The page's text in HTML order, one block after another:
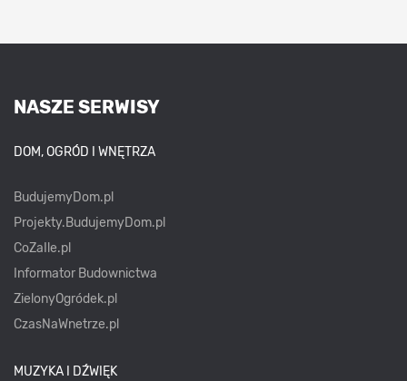
NASZE SERWISY
DOM, OGRÓD I WNĘTRZA
BudujemyDom.pl
Projekty.BudujemyDom.pl
CoZaIle.pl
Informator Budownictwa
ZielonyOgródek.pl
CzasNaWnetrze.pl
MUZYKA I DŹWIĘK